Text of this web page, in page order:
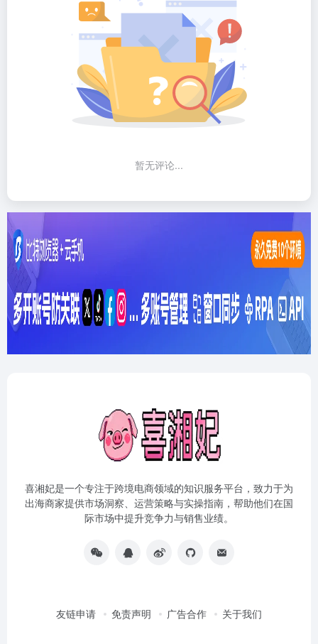
暂无评论...
喜湘妃是一个专注于跨境电商领域的知识服务平台，致力于为
出海商家提供市场洞察、运营策略与实操指南，帮助他们在国
际市场中提升竞争力与销售业绩。
友链申请 免责声明 广告合作 关于我们